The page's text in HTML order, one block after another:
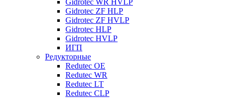
Gidrotec WR HVLP
Gidrotec ZF HLP
Gidrotec ZF HVLP
Gidrotec HLP
Gidrotec HVLP
ИГП
Редукторные
Redutec OE
Redutec WR
Redutec LT
Redutec CLP